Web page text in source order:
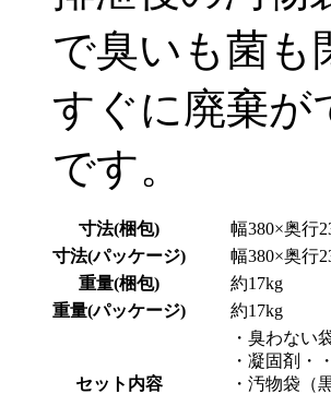
で臭いも菌も
すぐに廃棄が
です。
寸法(梱包)
幅380×奥行
寸法(パッケージ)
幅380×奥行
重量(梱包)
約17kg
重量(パッケージ)
約17kg
セット内容
・臭わない
・凝固剤
・汚物袋（